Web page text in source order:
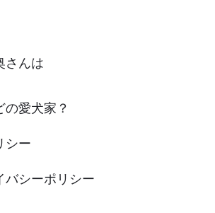
さんは
の愛犬家？
シー
バシーポリシー